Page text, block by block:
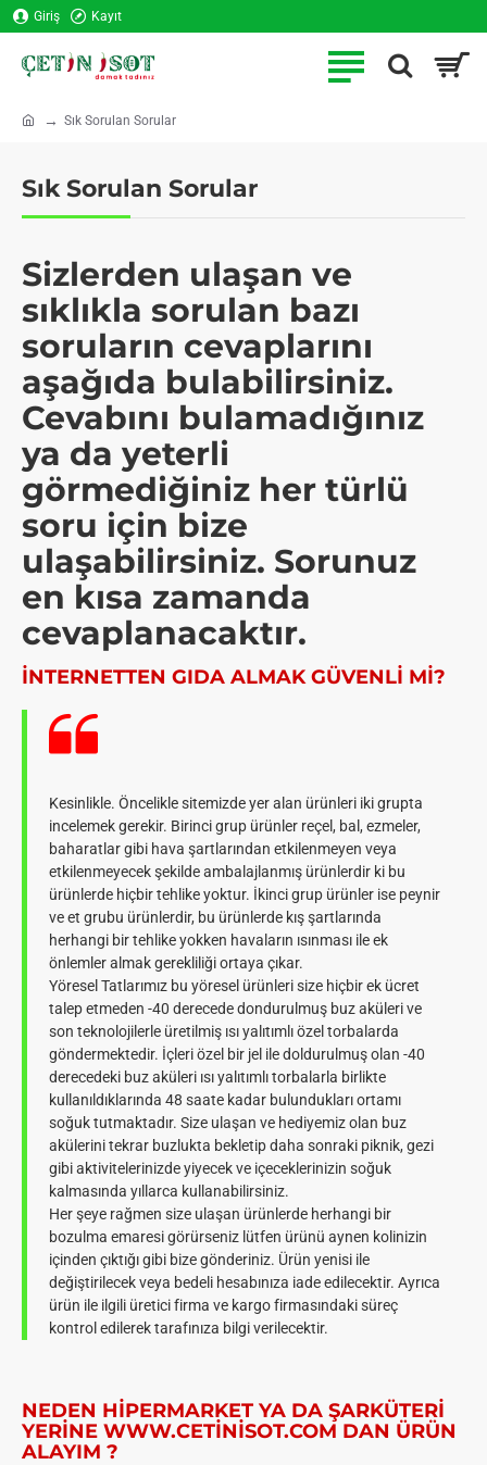
Giriş Kayıt
Sık Sorulan Sorular
e
Sık Sorulan Sorular
Sizlerden ulaşan ve
sıklıkla sorulan bazı
soruların cevaplarını
aşağıda bulabilirsiniz.
Cevabını bulamadığınız
ya da yeterli
görmediğiniz her türlü
soru için bize
ulaşabilirsiniz. Sorunuz
en kısa zamanda
cevaplanacaktır.
İNTERNETTEN GIDA ALMAK GÜVENLI MI?
Kesinlikle. Öncelikle sitemizde yer alan ürünleri iki grupta
incelemek gerekir. Birinci grup ürünler reçel, bal, ezmeler,
baharatlar gibi hava şartlarından etkilenmeyen veya
etkilenmeyecek şekilde ambalajlanmış ürünlerdir ki bu
ürünlerde hiçbir tehlike yoktur. İkinci grup ürünler ise peynir
ve et grubu ürünlerdir, bu ürünlerde kış şartlarında
herhangi bir tehlike yokken havaların ısınması ile ek
önlemler almak gerekliliği ortaya çıkar.
Yöresel Tatlarımız bu yöresel ürünleri size hiçbir ek ücret
talep etmeden -40 derecede dondurulmuş buz aküleri ve
son teknolojilerle üretilmiş ısı yalıtımlı özel torbalarda
göndermektedir. İçleri özel bir jel ile doldurulmuş olan -40
derecedeki buz aküleri ısı yalıtımlı torbalarla birlikte
kullanıldıklarında 48 saate kadar bulundukları ortamı
soğuk tutmaktadır. Size ulaşan ve hediyemiz olan buz
akülerini tekrar buzlukta bekletip daha sonraki piknik, gezi
gibi aktivitelerinizde yiyecek ve içeceklerinizin soğuk
kalmasında yıllarca kullanabilirsiniz.
Her şeye rağmen size ulaşan ürünlerde herhangi bir
bozulma emaresi görürseniz lütfen ürünü aynen kolinizin
içinden çıktığı gibi bize gönderiniz. Ürün yenisi ile
değiştirilecek veya bedeli hesabınıza iade edilecektir. Ayrıca
ürün ile ilgili üretici firma ve kargo firmasındaki süreç
kontrol edilerek tarafınıza bilgi verilecektir.
NEDEN HIPERMARKET YA DA ŞARKÜTERI
YERINE WWW.CETINISOT.COM DAN ÜRÜN
ALAYIM ?